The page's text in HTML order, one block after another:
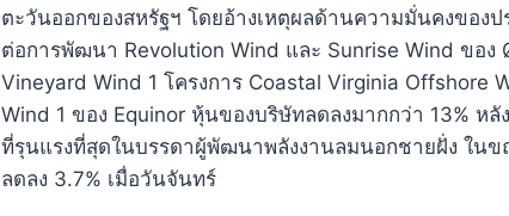
ตะวันออกของสหรัฐฯ โดยอ้างเหตุผลด้านความมั่นคงของ
ต่อการพัฒนา Revolution Wind และ Sunrise Wind ของ
Vineyard Wind 1 โครงการ Coastal Virginia Offshore
Wind 1 ของ Equinor หุ้นของบริษัทลดลงมากกว่า 13% หลั
ที่รุนแรงที่สุดในบรรดาผู้พัฒนาพลังงานลมนอกชายฝั่ง ในข
ลดลง 3.7% เมื่อวันจันทร์